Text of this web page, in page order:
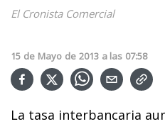
El Cronista Comercial
15 de Mayo de 2013 a las 07:58
La tasa interbancaria